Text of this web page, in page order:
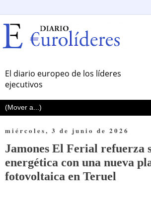
El diario europeo de los líderes
ejecutivos
miércoles, 3 de junio de 2026
Jamones El Ferial refuerza
energética con una nueva
fotovoltaica en Teruel